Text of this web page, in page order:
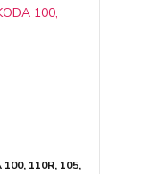
110R, 105,